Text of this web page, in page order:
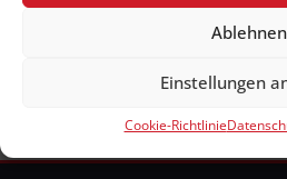
Ablehnen
Einstellungen
Cookie-Richtlinie